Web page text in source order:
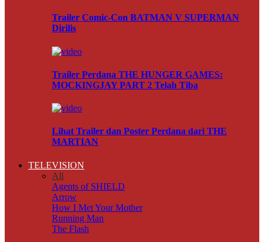
Trailer Comic-Con BATMAN V SUPERMAN
Dirilis
Trailer Perdana THE HUNGER GAMES:
MOCKINGJAY PART 2 Telah Tiba
Lihat Trailer dan Poster Perdana dari THE
MARTIAN
TELEVISION
All
Agents of SHIELD
Arrow
How I Met Your Mother
Running Man
The Flash